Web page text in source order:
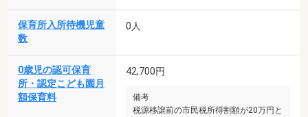
保育所入所待機児童
数
0人
0歳児の認可保育
所・認定こども園月
額保育料
42,700円
備考
税源移譲前の市民税所得割額が20万円と